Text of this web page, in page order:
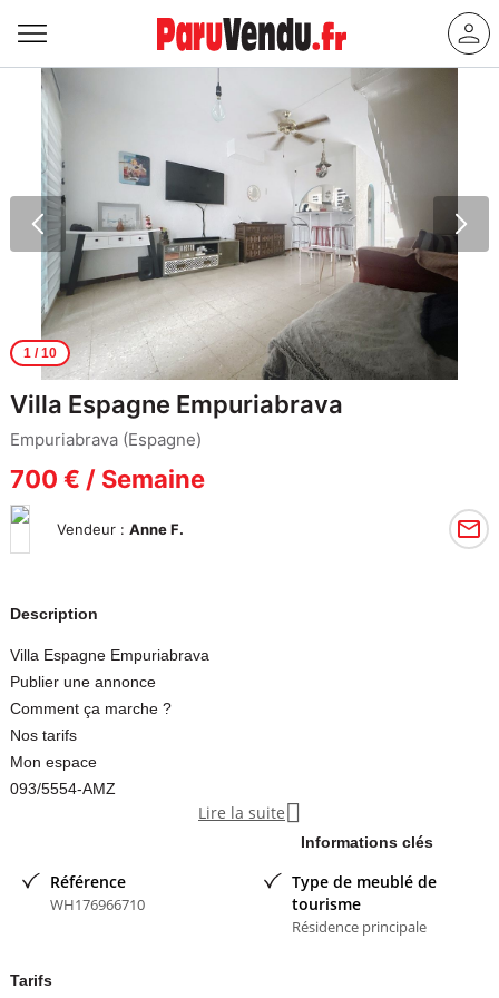
1/ 10
Villa Espagne Empuriabrava
Empuriabrava (Espagne)
700 € / Semaine
Vendeur : Anne F.
Description
Villa Espagne Empuriabrava
Publier une annonce
Comment ça marche ?
Nos tarifs
Mon espace
093/5554-AMZ
Renouveler votre annonce
Remonter mon annonce
Lire la suite
Informations clés
Référence
WH176966710
Type de meublé de
tourisme
Résidence principale
Tarifs